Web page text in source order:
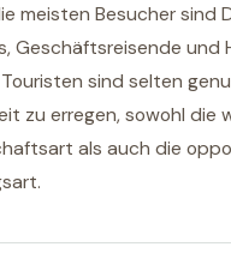
meisten Besucher sind
Geschäftsreisende und
sind selten
zu erregen, sowohl die
als auch die